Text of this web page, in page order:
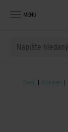
MENU
Domů Stolování